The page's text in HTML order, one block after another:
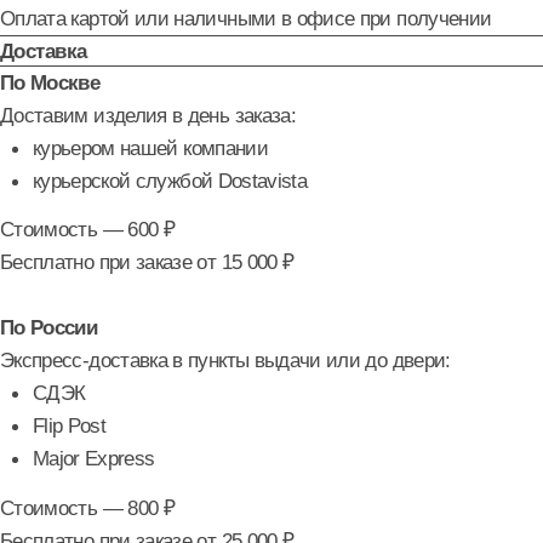
Самовывоз
Забирайте заказы в нашем офисе:
Москва, ул. Лесная, 43, офис 336